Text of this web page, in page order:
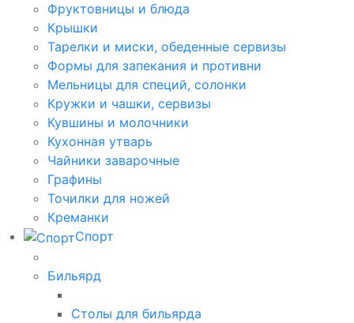
Фруктовницы и блюда
Крышки
Тарелки и миски, обеденные сервизы
Формы для запекания и противни
Мельницы для специй, солонки
Кружки и чашки, сервизы
Кувшины и молочники
Кухонная утварь
Чайники заварочные
Графины
Точилки для ножей
Креманки
Спорт
Бильярд
Столы для бильярда